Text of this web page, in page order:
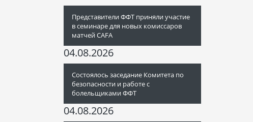
Представители ФФТ приняли участие
в семинаре для новых комиссаров
матчей CAFA
04.08.2026
Состоялось заседание Комитета по
безопасности и работе с
болельщиками ФФТ
04.08.2026